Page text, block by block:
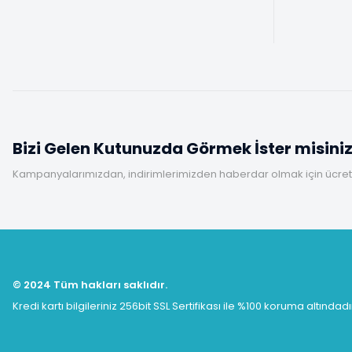
Bizi Gelen Kutunuzda Görmek İster
Kampanyalarımızdan, indirimlerimizden haberdar olmak için
© 2024 Tüm hakları saklıdır.
Kredi kartı bilgileriniz 256bit SSL Sertifikası ile %100 koruma